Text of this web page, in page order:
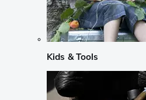
Kids & Tools